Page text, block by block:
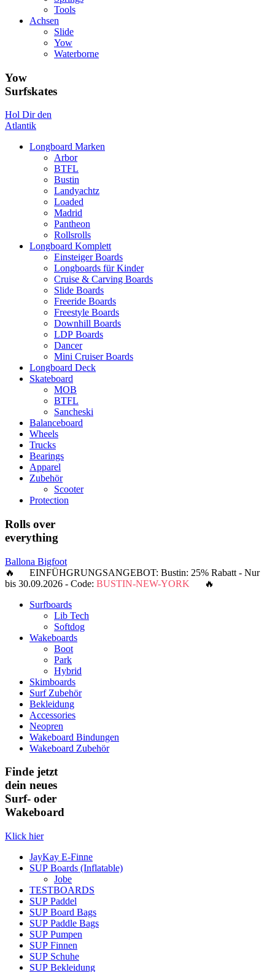
Tools
Achsen
Slide
Yow
Waterborne
Yow
Surfskates
Hol Dir den
Atlantik
Longboard Marken
Arbor
BTFL
Bustin
Landyachtz
Loaded
Madrid
Pantheon
Rollsrolls
Longboard Komplett
Einsteiger Boards
Longboards für Kinder
Cruise & Carving Boards
Slide Boards
Freeride Boards
Freestyle Boards
Downhill Boards
LDP Boards
Dancer
Mini Cruiser Boards
Longboard Deck
Skateboard
MOB
BTFL
Sancheski
Balanceboard
Wheels
Trucks
Bearings
Apparel
Zubehör
Scooter
Protection
Rolls over
everything
Ballona Bigfoot
🔥 EINFÜHGRUNGSANGEBOT: Bustin: 25% Rabatt - Nur
bis 30.09.2026 - Code: BUSTIN-NEW-YORK 🔥
Surfboards
Lib Tech
Softdog
Wakeboards
Boot
Park
Hybrid
Skimboards
Surf Zubehör
Bekleidung
Accessories
Neopren
Wakeboard Bindungen
Wakeboard Zubehör
Finde jetzt
dein neues
Surf- oder
Wakeboard
Klick hier
JayKay E-Finne
SUP Boards (Inflatable)
Jobe
TESTBOARDS
SUP Paddel
SUP Board Bags
SUP Paddle Bags
SUP Pumpen
SUP Finnen
SUP Schuhe
SUP Bekleidung